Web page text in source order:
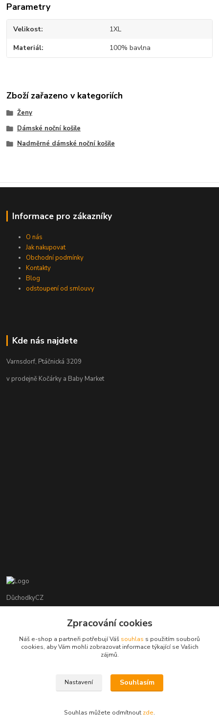
Parametry
Velikost 1XL
Materiál 100% bavlna
Zboží zařazeno v kategoriích
Ženy
Dámské noční košile
Nadměrné dámské noční košile
Informace pro zákazníky
O nás
Jak nakupovat
Obchodní podmínky
Kontakty
Blog
odstoupení od smlouvy
Kde nás najdete
Varnsdorf, Ptáčnická 3209
v prodejně Kočárky a Baby Market
DůchodkyCZ
+420 412384749
objednavky@duchodky.cz
Zpracování cookies
Náš e-shop a partneři potřebují Váš souhlas s použitím souborů
cookies, aby Vám mohli zobrazovat informace týkající se Vašich
zájmů.
Nastavení Souhlasím
Souhlas můžete odmítnout zde.